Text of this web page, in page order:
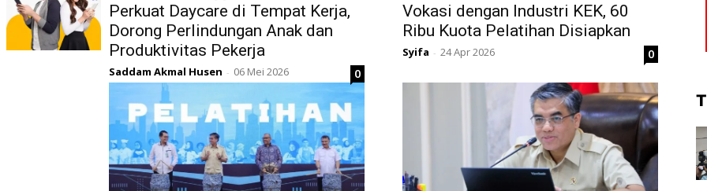
Perkuat Daycare di Tempat Kerja,
Dorong Perlindungan Anak dan
Produktivitas Pekerja
Saddam Akmal Husen - 06 Mei 2026 0
Vokasi dengan Industri KEK, 60
Ribu Kuota Pelatihan Disiapkan
Syifa - 24 Apr 2026 0